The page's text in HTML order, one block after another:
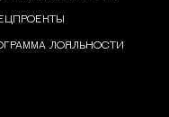
ЛОЯЛЬНОСТИ